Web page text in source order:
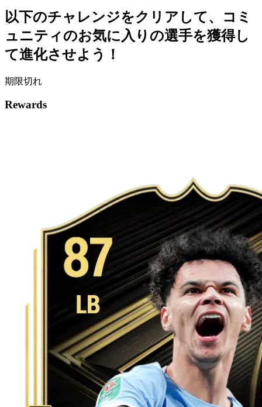
以下のチャレンジをクリアして、コミ
ュニティのお気に入りの選手を獲得し
て進化させよう！
期限切れ
Rewards